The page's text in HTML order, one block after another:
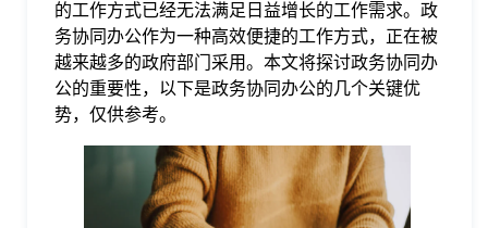
格
的工作方式已经无法满足日益增长的工作需求。政
务协同办公作为一种高效便捷的工作方式，正在被
越来越多的政府部门采用。本文将探讨政务协同办
公的重要性，以下是政务协同办公的几个关键优
势，仅供参考。